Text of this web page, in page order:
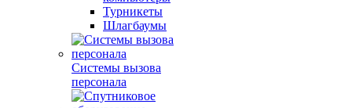
Турникеты
Шлагбаумы
Системы вызова
персонала